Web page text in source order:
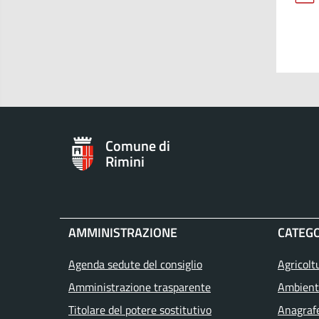
Comune di
Rimini
AMMINISTRAZIONE
Agenda sedute del consiglio
Amministrazione trasparente
Titolare del potere sostitutivo